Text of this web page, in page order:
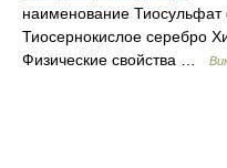
наименование
Тиосернокислое серебро
Физические свойства …